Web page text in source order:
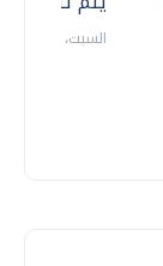
السبت، 18 يوليو 2026 09:22 ص